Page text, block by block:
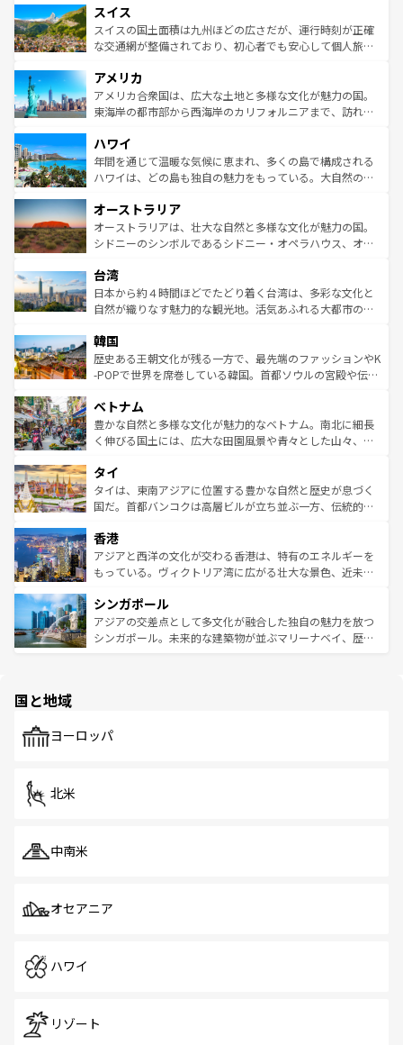
れる地方に足を運ぶとそれぞれで全く異なる文化を体験で
きるだろう。 なお、新着のフランス情報はコンテンツ一覧
を参照してほしい。
は、お酒好きな人にはぜひ体験してほしい。 なお、新着の
ドイツ情報はコンテンツ一覧を参照してほしい。
リアごとに異なる魅力がある。また、優雅なアフタヌーン
ティー、ビール好きにはたまらない英国パブ、サッカー観
戦など、本場だからこそできる体験も豊富。イギリスを旅
ンツ一覧を参照してほしい。
スイス
スイスの国土面積は九州ほどの広さだが、運行時刻が正確
な交通網が整備されており、初心者でも安心して個人旅行
の建物がそのまま残る町や、スイスならではのユニークな
博物館もあり、アルプス観光だけでなく町歩きも満喫する
ことができる。国民の所得が高いため物価も高いが、旅行
ば市内交通費無料で観光を楽しむこともできる。 なお、新
着のスイス情報はコンテンツ一覧 を参照してほしい。
アメリカ
アメリカ合衆国は、広大な土地と多様な文化が魅力の国。
東海岸の都市部から西海岸のカリフォルニアまで、訪れる
のような巨大都市は、観光、ショッピング、エンターテイ
ンメントが詰まった刺激的なスポットだ。一方、アメリカ
西部には大自然が広がり、グランドキャニオンやイエロー
部のニューオーリンズでは、音楽と美食が融合した独特の
文化が魅力。旅行者はアメリカの各地域で異なる魅力を楽
しみながら、その多様性と豊かな歴史を感じることができ
ならではの贅沢な旅のスタイルだ。 なお、新着のアメリカ
情報はコンテンツ一覧を参照してほしい。
ハワイ
年間を通じて温暖な気候に恵まれ、多くの島で構成される
ハワイは、どの島も独自の魅力をもっている。大自然の神
ワイ島は見逃せない。また、定番の観光地といえばオアフ
島だが、静かな自然を求めるならマウイ島やカウアイ島が
おすすめ。エメラルドグリーンに輝く海をはじめ、豊かな
れるおもてなしの心で訪れる人々を迎えてくれるハワイの
人々、おいしいローカルフードやハワイアンミュージッ
ク、伝統的なフラダンスなど、すべてがハワイの魅力を彩
ワイを、存分に味わってほしい。 なお、新着のハワイ情報
はコンテンツ一覧を参照してほしい。
オーストラリア
オーストラリアは、壮大な自然と多様な文化が魅力の国。
シドニーのシンボルであるシドニー・オペラハウス、オー
リアリーフや大陸中央部にそびえるウルル（エアーズロッ
ク）、タスマニアの美しい原生林やケアンズの熱帯雨林な
ど、見どころがたくさん。また、カフェやワイン、オージ
いる。アクティビティも充実しており、サーフィンやダイ
ビング、ハイキングなど、アウトドア好きにはたまらな
い。オーストラリアの多彩な魅力を存分に味わいつくそ
参照してほしい。
台湾
日本から約４時間ほどでたどり着く台湾は、多彩な文化と
自然が織りなす魅力的な観光地。活気あふれる大都市の台
ン）、静ひつな山岳地帯である台湾東部など、都市の喧騒
と山間の静けさが共存しており、訪れる人に新しい発見と
驚きをもたらしてくれる。また、奥深い台湾の食文化も魅
容にもいいと評判のスイーツなど、バラエティ豊かな料理
が味わえる。 なお、新着の台湾情報は コンテンツ一覧を参
照してほしい。
韓国
歴史ある王朝文化が残る一方で、最先端のファッションやK
-POPで世界を席巻している韓国。首都ソウルの宮殿や伝統
き、地方に足を延ばせば四季折々の自然美を楽しむことが
できる。そして、キムチや焼肉、絶品のストリートフード
まで、さまざまな韓国料理が待っている。夜には、韓国な
リティに包まれながら、韓国の多彩な魅力を心ゆくまで味
わってみてほしい。 なお、新着の韓国情報はコンテンツ一
覧を参照してほしい。
ベトナム
豊かな自然と多様な文化が魅力的なベトナム。南北に細長
く伸びる国土には、広大な田園風景や青々とした山々、世
急速な発展と共に伝統が息づく。ハノイの古い町並みやホ
ーチミン市のフランス統治時代の建物も、独特の雰囲気を
醸し出している。また、バラエティの豊かさとおいしさで
とつ。フォーやバインミー、ベトナムコーヒーなどは、ぜ
ひ現地で味わいたい。どの地域を訪れてもあたたかい人々
が旅行者を迎えてくれるので、きっと忘れられない旅にな
参照してほしい。
タイ
タイは、東南アジアに位置する豊かな自然と歴史が息づく
国だ。首都バンコクは高層ビルが立ち並ぶ一方、伝統的な
の活気が交差している。北部ではチェンマイなどの山岳地
帯で自然と触れ合い、南部ではプーケットやクラビの美し
いビーチでリゾート気分を楽しむことができる。タイ料理
激する。気候は一年中温暖で、どの季節にも異なる楽しみ
が待っている。親しみやすいタイの人々、仏教を中心とし
た文化、そして多様な観光資源が、訪れる旅人を魅了し続
香港
アジアと西洋の文化が交わる香港は、特有のエネルギーを
もっている。ヴィクトリア湾に広がる壮大な景色、近未来
み、どこを訪れても感動するはず。観光スポットが密集し
ており、効率よく見どころを回れるのも魅力。息をのむよ
うな絶景から文化的な体験まで、香港を存分に楽しみ尽く
シンガポール
アジアの交差点として多文化が融合した独自の魅力を放つ
シンガポール。未来的な建築物が並ぶマリーナベイ、歴史
で、ホーカーズは地元の風情を楽しめる外せないスポット
国と地域
ヨーロッパ
北米
中南米
オセアニア
ハワイ
リゾート